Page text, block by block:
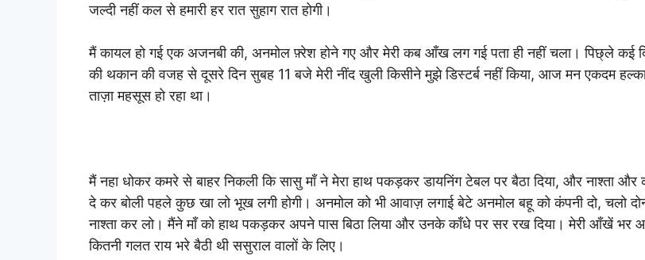
जल्दी नहीं कल से हमारी हर रात सुहाग रात होगी।
मैं कायल हो गई एक अजनबी की, अनमोल फ़्रेश होने गए और मेरी कब आँख लग गई पता ही नहीं चला। पिछ्ले कई
की थकान की वजह से दूसरे दिन सुबह 11 बजे मेरी नींद खुली किसीने मुझे डिस्टर्ब नहीं किया, आज मन एकदम
ताज़ा महसूस हो रहा था।
मैं नहा धोकर कमरे से बाहर निकली कि सासु माँ ने मेरा हाथ पकड़कर डायनिंग टेबल पर बैठा दिया, और नाश्ता और
दे कर बोली पहले कुछ खा लो भूख लगी होगी। अनमोल को भी आवाज़ लगाई बेटे अनमोल बहू को कंपनी दो, चलो
नाश्ता कर लो। मैंने माँ को हाथ पकड़कर अपने पास बिठा लिया और उनके काँधे पर सर रख दिया। मेरी आँखें भर
कितनी गलत राय भरे बैठी थी ससुराल वालों के लिए।